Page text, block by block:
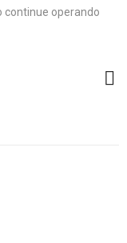
continue operando